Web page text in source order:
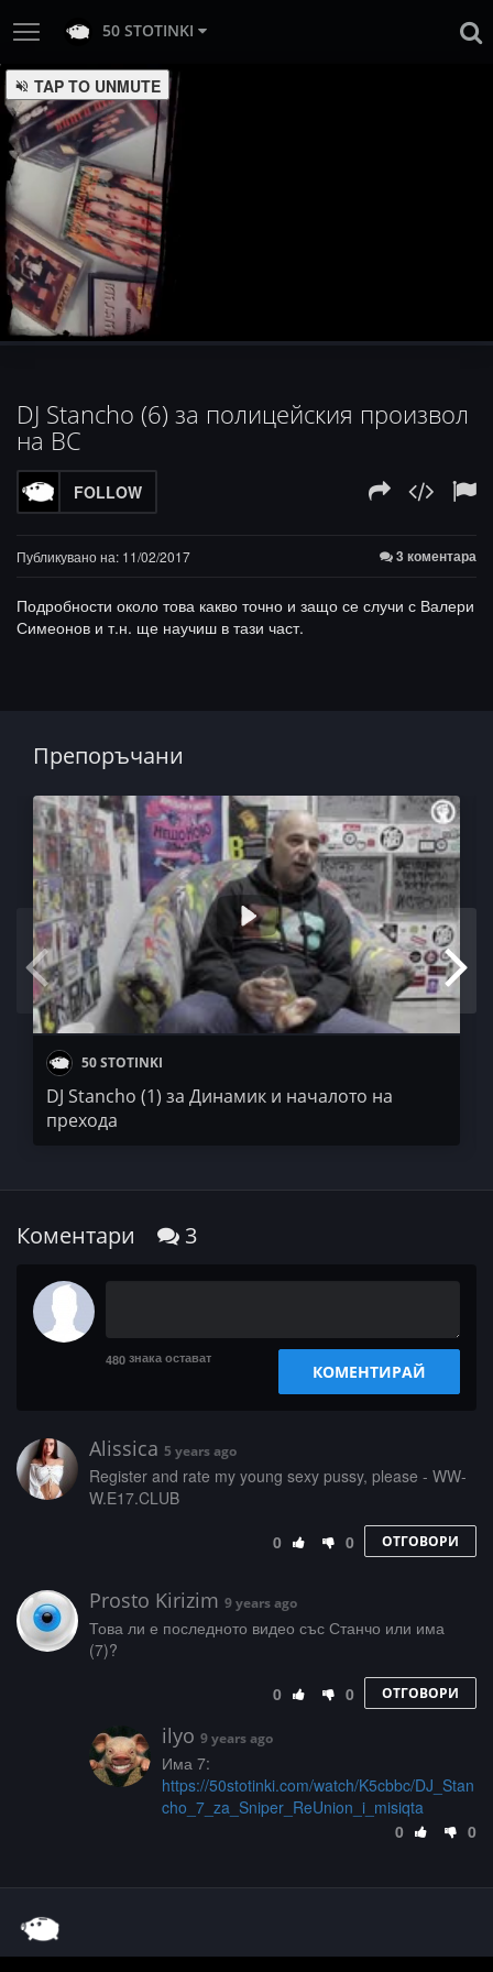
50 STOTINKI
Unmute Loaded:
0%
Progress:
0%
DJ Stancho (6) за полицейския произвол
на ВС
FOLLOW
Публикувано на: 11/02/2017 3 коментара
Подробности около това какво точно и защо се случи с Валери
Симеонов и т.н. ще научиш в тази част.
Препоръчани
50 STOTINKI
DJ Stancho (1) за Динамик и началото на
прехода
Коментари 3
480 знака остават
КОМЕНТИРАЙ
Alissica 5 years ago
­R­­­e­­­g­i­s­­­t­e­r­­­ ­­­a­­n­­d­­­ ­­r­­a­­t­­­e­ ­­­m­­­y­­­ ­y­o­u­n­­­g­ ­s­­e­x­y­­­ ­­­p­u­­­s­­­s­­y­­­,­­ ­­p­­­l­e­­a­­­s­e­ ­-­­­ ­W­W­­
W­­­.­­E­­1­­7­­­.­­­C­­­L­U­B
0 0 ОТГОВОРИ
Prosto Kirizim 9 years ago
Това ли е последното видео със Станчо или има
(7)?
0 0 ОТГОВОРИ
ilyo 9 years ago
Има 7:
https://50stotinki.com/watch/K5cbbc/DJ_Stan
cho_7_za_Sniper_ReUnion_i_misiqta
0
0